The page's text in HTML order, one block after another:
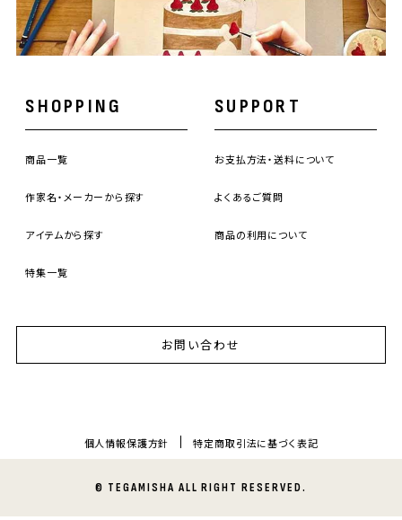
SHOPPING
商品一覧
作家名・メーカーから探す
アイテムから探す
特集一覧
SUPPORT
お支払方法・送料について
よくあるご質問
商品の利用について
お問い合わせ
個人情報保護方針 特定商取引法に基づく表記
© TEGAMISHA ALL RIGHT RESERVED.